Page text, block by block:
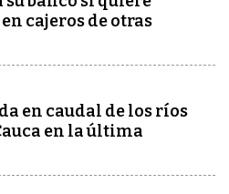
cajeros de otras
en caudal de los ríos
en la última